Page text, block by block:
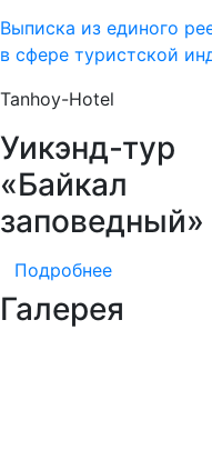
Выписка из единого
в сфере туристской
Tanhoy-Hotel
Уикэнд-тур
«Байкал
заповедный»
Подробнее
Галерея